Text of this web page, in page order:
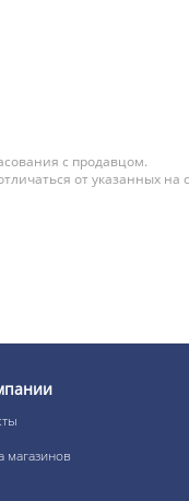
с продавцом.
от указанных на
магазинов